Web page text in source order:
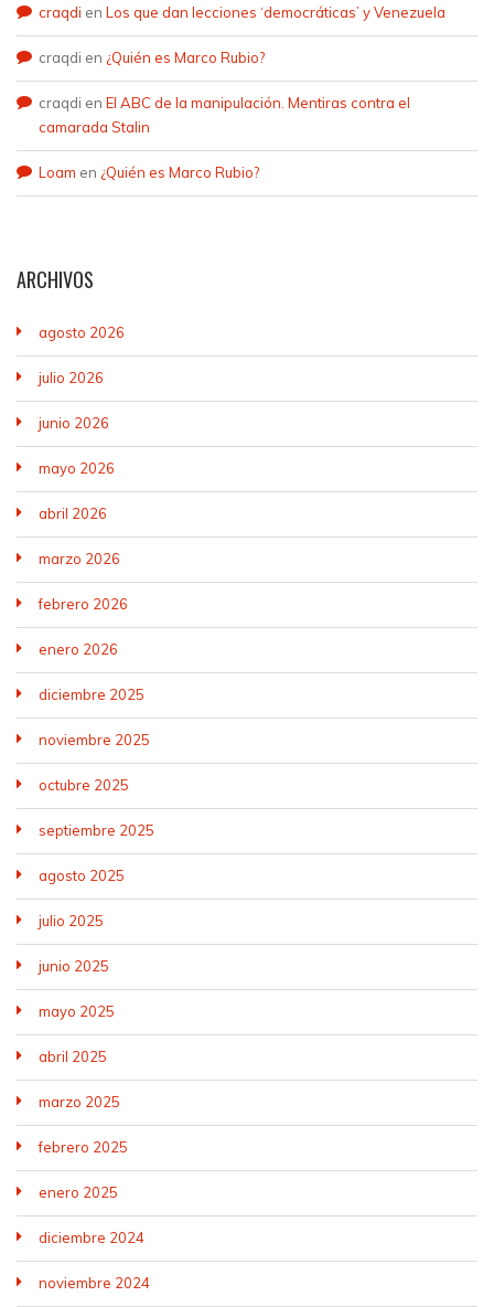
craqdi en Los que dan lecciones ‘democráticas’ y Venezuela
craqdi en ¿Quién es Marco Rubio?
craqdi en El ABC de la manipulación. Mentiras contra el
camarada Stalin
Loam en ¿Quién es Marco Rubio?
ARCHIVOS
agosto 2026
julio 2026
junio 2026
mayo 2026
abril 2026
marzo 2026
febrero 2026
enero 2026
diciembre 2025
noviembre 2025
octubre 2025
septiembre 2025
agosto 2025
julio 2025
junio 2025
mayo 2025
abril 2025
marzo 2025
febrero 2025
enero 2025
diciembre 2024
noviembre 2024